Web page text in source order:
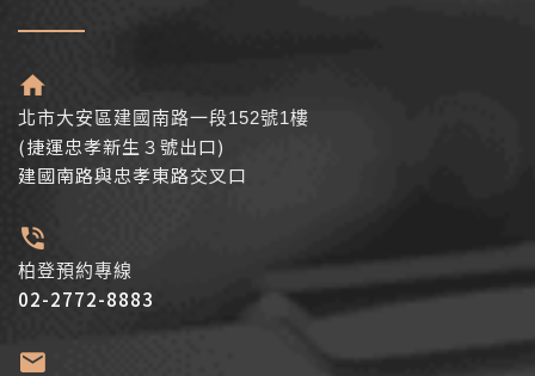
北市大安區建國南路一段152號1樓
(捷運忠孝新生３號出口)
建國南路與忠孝東路交叉口
柏登預約專線
02-2772-8883